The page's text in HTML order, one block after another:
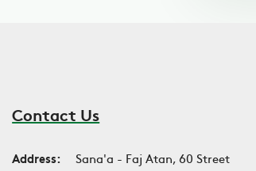
Contact Us
Address:
Sana'a - Faj Atan, 60 Street